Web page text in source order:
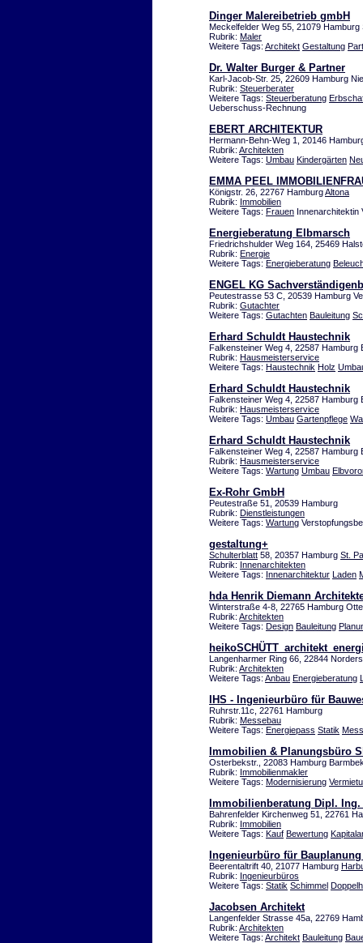
Dinger Malereibetrieb gmbH
Meckelfelder Weg 55, 21079 Hamburg
Rubrik: Maler
Weitere Tags: Architekt Gestaltung
Dr. Walter Burger & Partner
Karl-Jacob-Str. 25, 22609 Hamburg
Rubrik: Steuerberater
Weitere Tags: Steuerberatung
Ueberschuss-Rechnung
EBERT ARCHITEKTUR
Hermann-Behn-Weg 1, 20146
Rubrik: Architekten
Weitere Tags: Umbau Kindergärten
EMMA PEEL
Königstr. 26, 22767 HamburgAltona
Rubrik: Immobilien
Weitere Tags: Frauen Innenarchitektin
Energieberatung Elbmarsch
Friedrichshulder Weg 164, 25469
Rubrik: Energie
Weitere Tags: Energieberatung
ENGEL KG
Peutestrasse 53 C, 20539 Hamburg
Rubrik: Gutachter
Weitere Tags: Gutachten Bauleitung
Erhard Schuldt Haustechnik
Falkensteiner Weg 4, 22587 Hamburg
Rubrik: Hausmeisterservice
Weitere Tags: Haustechnik Holz
Erhard Schuldt Haustechnik
Falkensteiner Weg 4, 22587 Hamburg
Rubrik: Hausmeisterservice
Weitere Tags: Umbau Gartenpflege
Erhard Schuldt Haustechnik
Falkensteiner Weg 4, 22587 Hamburg
Rubrik: Hausmeisterservice
Weitere Tags: Wartung Umbau
Ex-Rohr GmbH
Peutestraße 51, 20539 Hamburg
Rubrik: Dienstleistungen
Weitere Tags: Wartung
gestaltung+
Schulterblatt 58, 20357 Hamburg St.
Rubrik: Innenarchitekten
Weitere Tags: Innenarchitektur Laden
hda Henrik Diemann
Winterstraße 4-8, 22765 Hamburg
Rubrik: Architekten
Weitere Tags: Design Bauleitung
Langenharmer Ring 66, 22844
Rubrik: Architekten
Weitere Tags: Anbau Energieberatung
IHS - Ingenieurbüro für
Ruhrstr.11c, 22761 Hamburg
Rubrik: Messebau
Weitere Tags: Energiepass Statik
Immobilien & Planungsbüro
Osterbekstr., 22083 Hamburg
Rubrik: Immobilienmakler
Weitere Tags: Modernisierung
Immobilienberatung Dipl. Ing.
Bahrenfelder Kirchenweg 51, 22761
Rubrik: Immobilien
Weitere Tags: Kauf Bewertung
Ingenieurbüro für
Beerentaltrift 40, 21077 Hamburg
Rubrik: Ingenieurbüros
Weitere Tags: Statik Schimmel
Jacobsen Architekt
Langenfelder Strasse 45a, 22769
Rubrik: Architekten
Weitere Tags: Architekt Bauleitung